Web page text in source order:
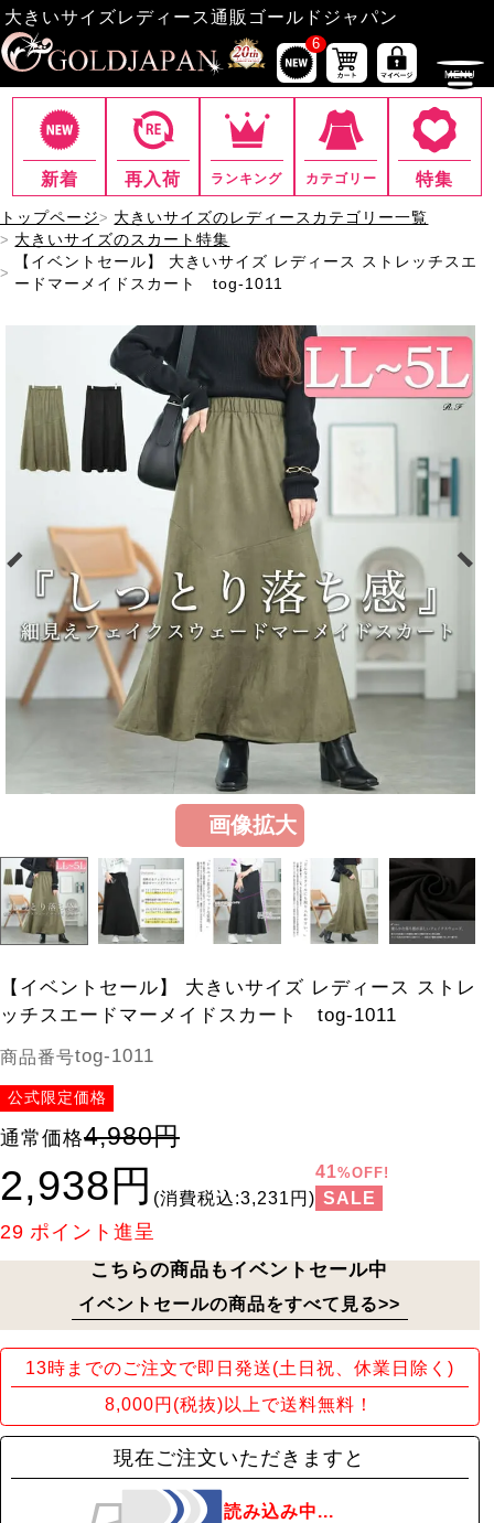
大きいサイズレディース通販ゴールドジャパン
6
新着 再入荷 ランキング カテゴリー 特集
トップページ
大きいサイズのレディースカテゴリー一覧
大きいサイズのスカート特集
【イベントセール】 大きいサイズ レディース ストレッチスエ
ードマーメイドスカート tog-1011
【イベントセール】 大きいサイズ レディース ストレ
ッチスエードマーメイドスカート tog-1011
商品番号tog-1011
公式限定価格
通常価格4,980円
2,938円 (消費税込:3,231円)
41%OFF!
SALE
29 ポイント進呈
こちらの商品もイベントセール中
イベントセールの商品をすべて見る>>
13時までのご注文で即日発送(土日祝、休業日除く)
8,000円(税抜)以上で送料無料！
現在ご注文いただきますと
読み込み中...
画像拡大